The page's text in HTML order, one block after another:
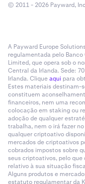
© 2011 - 2026 Payward,
A Payward Europe
regulamentada pelo
Limited, que opera sob o
Central da Irlanda. Sede: 70
Irlanda. Cliqueaqui para
Estes materiais destinam-
constituem
financeiros, nem uma
colocação em staking ou
adoção de qualquer
trabalha, nem o irá fazer
qualquer criptoativo
mercados de criptoativos
cobrados impostos sobre
seus criptoativos, pelo
relativo à sua situação
Alguns produtos e
estatuto regulamentar da